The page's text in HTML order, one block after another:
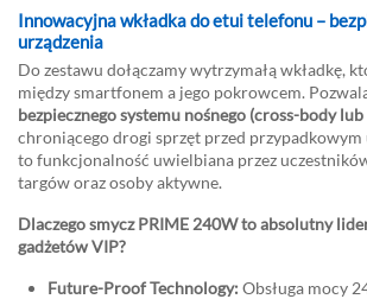
Innowacyjna wkładka do etui telefonu –
urządzenia
Do zestawu dołączamy wytrzymałą wkładkę,
między smartfonem a jego pokrowcem.
bezpiecznego systemu nośnego (cross-body lub
chroniącego drogi sprzęt przed przypadkowym
to funkcjonalność uwielbiana przez
targów oraz osoby aktywne.
Dlaczego smycz PRIME 240W to absolutny
gadżetów VIP?
Future-Proof Technology: Obsługa mocy